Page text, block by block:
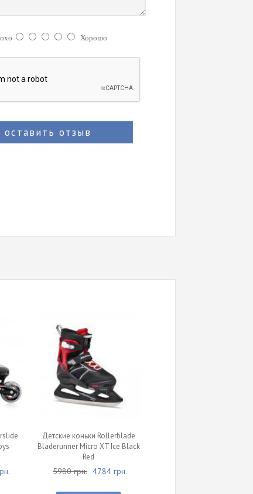
Хорошо
оставить отзыв
Детские коньки Rollerblade
Bladerunner Micro XT Ice Black
Red
5980 грн. 4784 грн.